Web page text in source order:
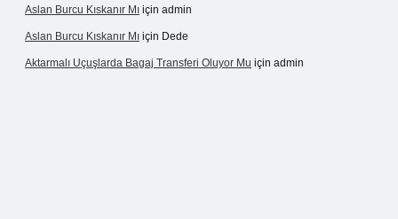
Aslan Burcu Kıskanır Mı için admin
Aslan Burcu Kıskanır Mı için Dede
Aktarmalı Uçuşlarda Bagaj Transferi Oluyor Mu için admin